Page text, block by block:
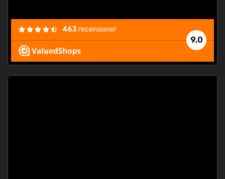
9,0
463recensioner